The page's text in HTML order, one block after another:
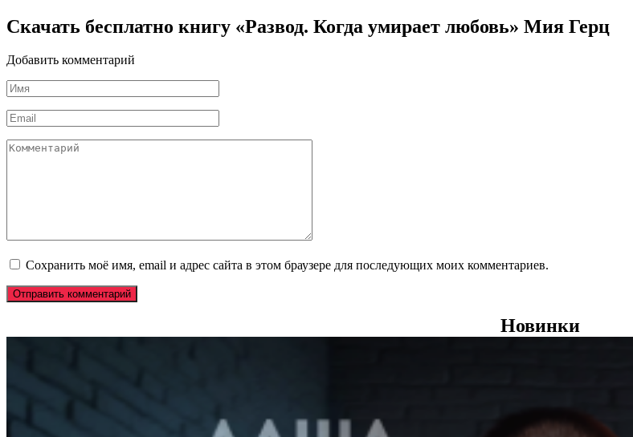
Скачать бесплатно книгу «Развод. Когда умирает любовь» Мия Герц
Добавить комментарий
Имя
*
Email
*
Комментарий
Сохранить моё имя, email и адрес сайта в этом браузере для последующих моих комментариев.
Новинки